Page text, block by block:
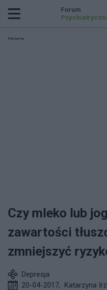
Forum
Reklama:
Czy mleko lub
zawartości
zmniejszyć
Depresja
20-04-2017, Katarzyna